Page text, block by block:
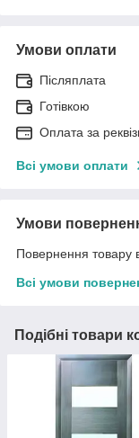
Умови оплати
Післяплата
Готівкою
Оплата за
Всі умови оплати
Умови
Повернення товару
Всі умови
Подібні товари